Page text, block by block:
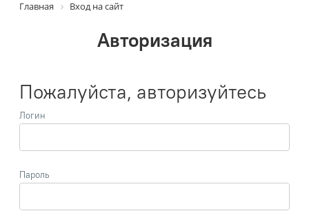
Главная Вход на сайт
Авторизация
Пожалуйста, авторизуйтесь
Логин
Пароль